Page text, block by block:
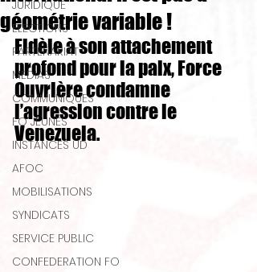
JURIDIQUE
ELECTIONS
PARTENARIAT
MEDIAS
COMMUNIQUES
FO JEUNES
INSTANCES UD
AFOC
MOBILISATIONS
SYNDICATS
SERVICE PUBLIC
CONFEDERATION FO
géométrie variable !
Fidèle à son attachement
profond pour la paix, Force
Ouvrière condamne
l’agression contre le
Venezuela.